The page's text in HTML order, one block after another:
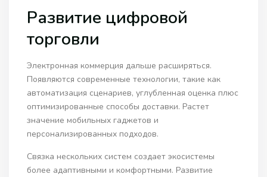
Развитие цифровой
торговли
Электронная коммерция дальше расширяться.
Появляются современные технологии, такие как
автоматизация сценариев, углубленная оценка плюс
оптимизированные способы доставки. Растет
значение мобильных гаджетов и
персонализированных подходов.
Связка нескольких систем создает экосистемы
более адаптивными и комфортными. Развитие